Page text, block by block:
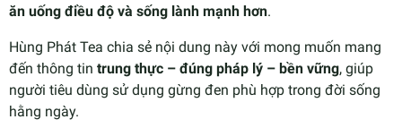
ăn uống điều độ và sống lành mạnh hơn.
Hùng Phát Tea chia sẻ nội dung này với mong muốn mang
đến thông tin trung thực – đúng pháp lý – bền vững, giúp
người tiêu dùng sử dụng gừng đen phù hợp trong đời sống
hằng ngày.